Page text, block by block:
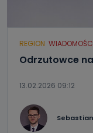
REGION
Odrzutowce
13.02.2026 09:12